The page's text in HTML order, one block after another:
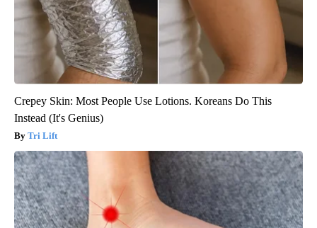
Crepey Skin: Most People Use Lotions. Koreans Do This
Instead (It's Genius)
Tri Lift